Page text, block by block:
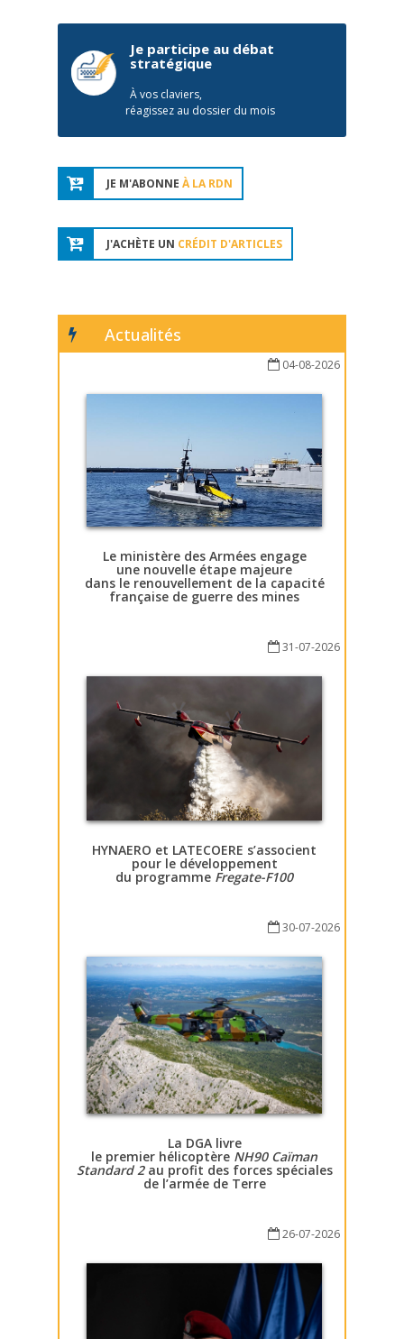
Je participe au débat
stratégique
À vos claviers,
réagissez au dossier du mois
JE M'ABONNE À LA RDN
J'ACHÈTE UN CRÉDIT D'ARTICLES
Actualités
04-08-2026
Le ministère des Armées engage
une nouvelle étape majeure
dans le renouvellement de la capacité
française de guerre des mines
31-07-2026
HYNAERO et LATECOERE s’associent
pour le développement
du programme Fregate-F100
30-07-2026
La DGA livre
le premier hélicoptère NH90 Caïman
Standard 2au profit des forces spéciales
de l’armée de Terre
26-07-2026